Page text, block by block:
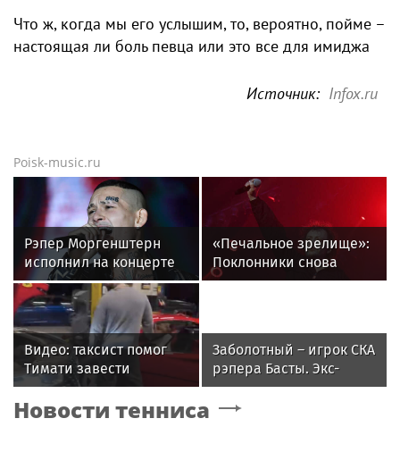
Что ж, когда мы его услышим, то, вероятно, пойме –
настоящая ли боль певца или это все для имиджа
Источник: Infox.ru
Poisk-music.ru
Рэпер Моргенштерн
исполнил на концерте
песню Мии Бойки
"Базовый минимум"
«Печальное зрелище»:
Поклонники снова
возмущены
Видео: таксист помог
Тимати завести
эксклюзивный Ferrari
F40 за 157 миллионов
Заболотный – игрок СКА
рэпера Басты. Экс-
форвард «Спартака»
будет получать 500
Новости тенниса